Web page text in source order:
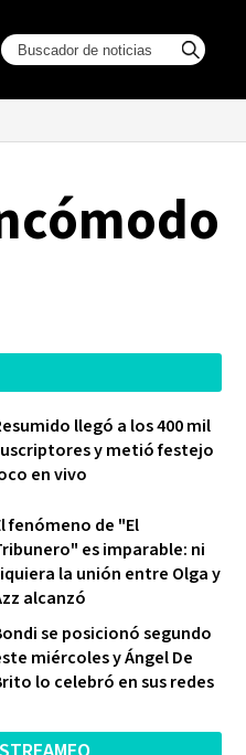
llegó a los 400 mil
y metió festejo
en vivo
fenómeno de "El
es imparable: ni
la unión entre Olga y
alcanzó
se posicionó segundo
miércoles y Ángel De
lo celebró en sus redes